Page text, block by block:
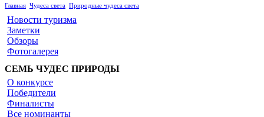
Главная Чудеса света Природные чудеса света
Новости туризма
Заметки
Обзоры
Фотогалерея
СЕМЬ ЧУДЕС ПРИРОДЫ
О конкурсе
Победители
Финалисты
Все номинанты